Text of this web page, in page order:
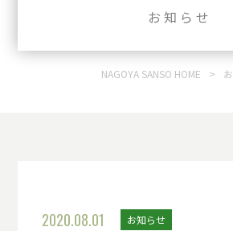
お知らせ
NAGOYA SANSO HOME >
2020.08.01 お知らせ